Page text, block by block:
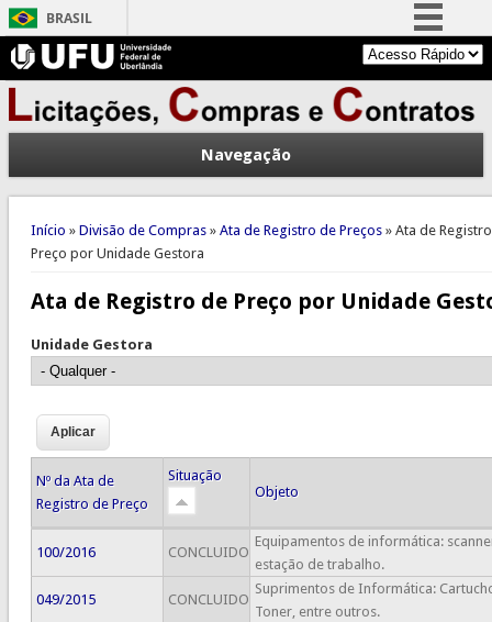
BRASIL
Simplifique!
Comunica BR
Participe
Acesso à informação
Legislação
Canais
Navegação
Você está aqui
Início » Divisão de Compras» Ata de Registro de Preços» Ata de
Preço por Unidade Gestora
Ata de Registro de Preço por Unidade
Unidade Gestora
Nº da Ata de
Registro de Preço
Situação
Objeto
100/2016 CONCLUIDO
Equipamentos de informática:
estação de trabalho.
049/2015 CONCLUIDO
Suprimentos de Informática:
Toner, entre outros.